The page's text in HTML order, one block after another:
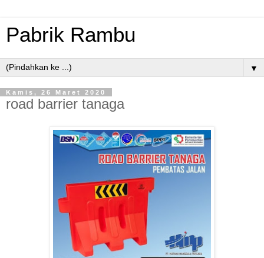
Pabrik Rambu
▼
Kamis, 26 Maret 2020
road barrier tanaga